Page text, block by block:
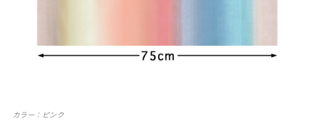
カラー：ピンク